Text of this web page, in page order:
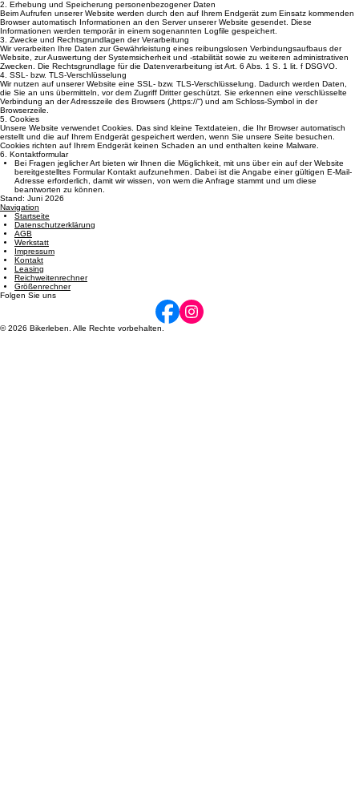
1. Verantwortlicher
Verantwortlich für die Datenverarbeitung auf dieser Website ist:BikerlebenBrückenstraße
1465623 HahnstättenE-Mail: info@bikerleben.de
2. Erhebung und Speicherung personenbezogener Daten
Beim Aufrufen unserer Website werden durch den auf Ihrem Endgerät zum Einsatz kommenden
Browser automatisch Informationen an den Server unserer Website gesendet. Diese
Informationen werden temporär in einem sogenannten Logfile gespeichert.
3. Zwecke und Rechtsgrundlagen der Verarbeitung
Wir verarbeiten Ihre Daten zur Gewährleistung eines reibungslosen Verbindungsaufbaus der
Website, zur Auswertung der Systemsicherheit und -stabilität sowie zu weiteren administrativen
Zwecken. Die Rechtsgrundlage für die Datenverarbeitung ist Art. 6 Abs. 1 S. 1 lit. f DSGVO.
4. SSL- bzw. TLS-Verschlüsselung
Wir nutzen auf unserer Website eine SSL- bzw. TLS-Verschlüsselung. Dadurch werden Daten,
die Sie an uns übermitteln, vor dem Zugriff Dritter geschützt. Sie erkennen eine verschlüsselte
Verbindung an der Adresszeile des Browsers („https://“) und am Schloss-Symbol in der
Browserzeile.
5. Cookies
Unsere Website verwendet Cookies. Das sind kleine Textdateien, die Ihr Browser automatisch
erstellt und die auf Ihrem Endgerät gespeichert werden, wenn Sie unsere Seite besuchen.
Cookies richten auf Ihrem Endgerät keinen Schaden an und enthalten keine Malware.
6. Kontaktformular
Bei Fragen jeglicher Art bieten wir Ihnen die Möglichkeit, mit uns über ein auf der Website
bereitgestelltes Formular Kontakt aufzunehmen. Dabei ist die Angabe einer gültigen E-Mail-
Adresse erforderlich, damit wir wissen, von wem die Anfrage stammt und um diese
beantworten zu können.
Stand: Juni 2026
Navigation
Startseite
Datenschutzerklärung
AGB
Werkstatt
Impressum
Kontakt
Leasing